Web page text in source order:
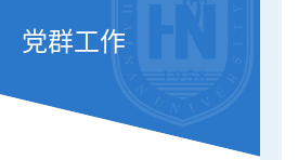
党群工作